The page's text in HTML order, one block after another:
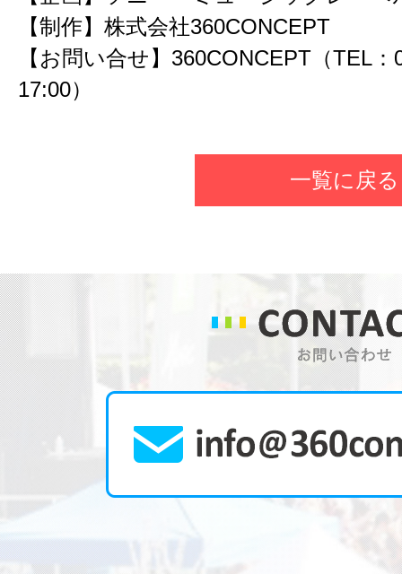
【制作】株式会社360CONCEPT
【お問い合せ】360CONCEPT（TEL
17:00）
一覧に戻る